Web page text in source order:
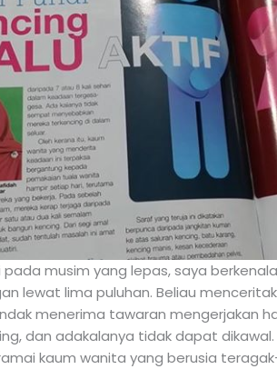
pada musim yang lepas, saya
lewat lima puluhan. Beliau
menerima tawaran mengerjakan
dan adakalanya tidak dapat
kaum wanita yang berusia